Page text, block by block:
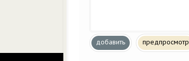
добавить предпросмотр